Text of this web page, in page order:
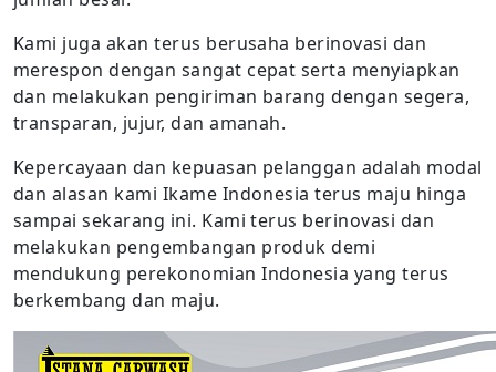
Kami juga akan terus berusaha berinovasi dan
merespon dengan sangat cepat serta menyiapkan
dan melakukan pengiriman barang dengan segera,
transparan, jujur, dan amanah.
Kepercayaan dan kepuasan pelanggan adalah modal
dan alasan kami Ikame Indonesia terus maju hinga
sampai sekarang ini. Kami terus berinovasi dan
melakukan pengembangan produk demi
mendukung perekonomian Indonesia yang terus
berkembang dan maju.